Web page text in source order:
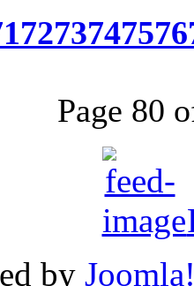
7273747576
Page 80
by